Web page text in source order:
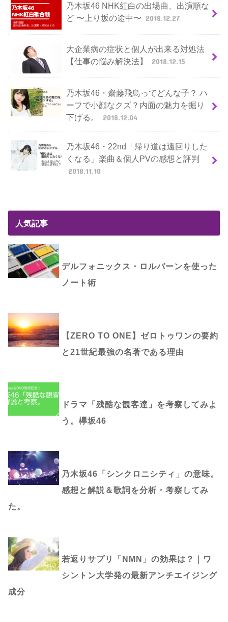
乃木坂46 NHK紅白の出場曲、出演順な
ど 〜上り坂の途中〜 2018.12.27
大企業病の症状と個人が出来る対処法
【仕事の悩み解決法】
2018.12.15
乃木坂46・齋藤飛鳥ってどんな子？ ハ
ーフで小顔なクズ？内面の魅力を掘り
下げる。
2018.12.04
乃木坂46・22nd「帰り道は遠回りした
くなる」楽曲＆個人PVの感想と評判
2018.11.10
人気記事
デルフォニックス・ロルバーンを使った
ノート術
【ZERO TO ONE】ゼロトゥワンの要約
と21世紀最強の名著である理由
ドラマ「残酷な観客達」を考察してみよ
う。欅坂46
乃木坂46「シンクロニシティ」の意味。
感想と解説＆歌詞を分析・考察してみ
た。
若返りサプリ「NMN」の効果は？｜ワ
シントン大学発の最新アンチエイジング
成分